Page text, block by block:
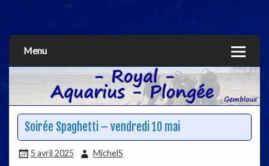
Menu
Soirée Spaghetti – vendredi 10 mai
5 avril 2025 MichelS